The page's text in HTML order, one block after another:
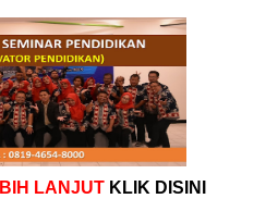
LANJUT KLIK DISINI